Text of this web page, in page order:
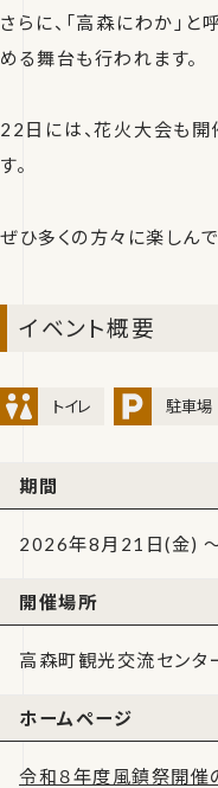
さらに、「高森にわか」
める舞台も行われます。
22日には、花火大会も開
す。
ぜひ多くの方々に楽しん
イベント概要
トイレ 駐車場
期間
2026年8月21日(金)
開催場所
高森町観光交流センタ
ホームページ
令和８年度風鎮祭開催